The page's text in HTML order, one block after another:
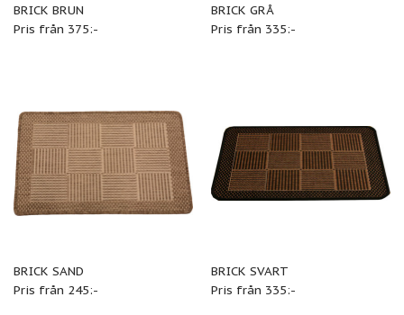
BRICK BRUN
Pris från 375:-
BRICK GRÅ
Pris från 335:-
BRICK SAND
Pris från 245:-
BRICK SVART
Pris från 335:-